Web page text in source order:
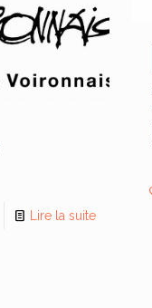
Lire la suite